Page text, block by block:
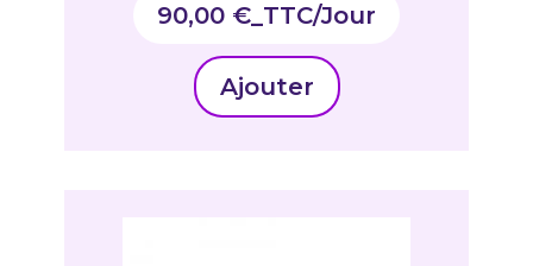
90,00 €_TTC
Ajouter